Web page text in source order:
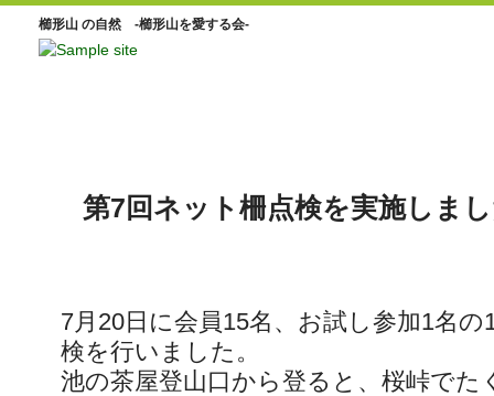
櫛形山 の自然 -櫛形山を愛する会-
第7回ネット柵点検を実施しま
7月20日に会員15名、お試し参加1名
検を行いました。
池の茶屋登山口から登ると、桜峠でた